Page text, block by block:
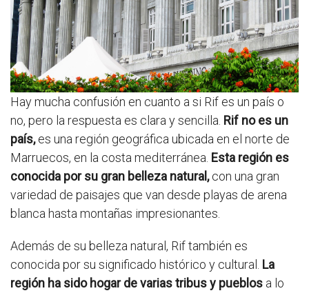
Hay mucha confusión en cuanto a si Rif es un país o
no, pero la respuesta es clara y sencilla. Rif no es un
país,es una región geográfica ubicada en el norte de
Marruecos, en la costa mediterránea. Esta región es
conocida por su gran belleza natural,con una gran
variedad de paisajes que van desde playas de arena
blanca hasta montañas impresionantes.
Además de su belleza natural, Rif también es
conocida por su significado histórico y cultural. La
región ha sido hogar de varias tribus y pueblos a lo